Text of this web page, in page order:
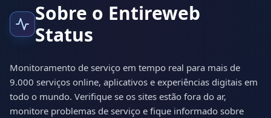
Sobre o Entireweb
Status
Monitoramento de serviço em tempo real para mais de
9.000 serviços online, aplicativos e experiências digitais em
todo o mundo. Verifique se os sites estão fora do ar,
monitore problemas de serviço e fique informado sobre